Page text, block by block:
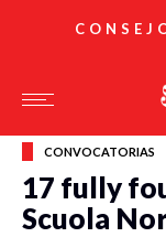
CONVOCATORIAS
17 fully
Scuola